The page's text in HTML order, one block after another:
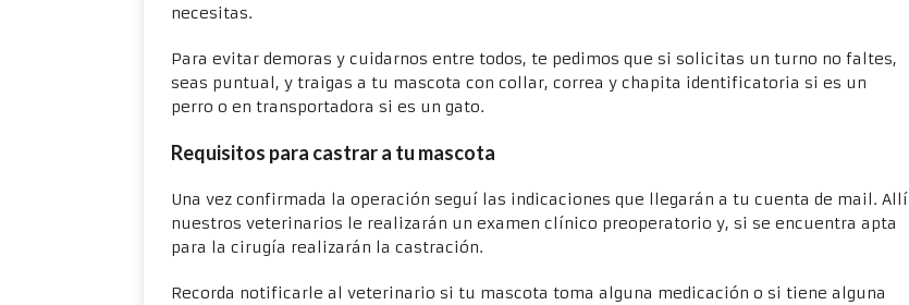
necesitas.
Para evitar demoras y cuidarnos entre todos, te pedimos que si solicitas un turno no faltes,
seas puntual, y traigas a tu mascota con collar, correa y chapita identificatoria si es un
perro o en transportadora si es un gato.
Requisitos para castrar a tu mascota
Una vez confirmada la operación seguí las indicaciones que llegarán a tu cuenta de mail. Allí
nuestros veterinarios le realizarán un examen clínico preoperatorio y, si se encuentra apta
para la cirugía realizarán la castración.
Recorda notificarle al veterinario si tu mascota toma alguna medicación o si tiene alguna